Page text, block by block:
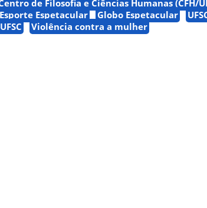
de Filosofia e Ciências Humanas (CFH/
Esporte Espetacular
Globo Espetacular
Violência contra a mulher